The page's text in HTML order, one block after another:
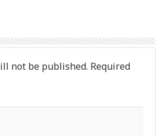
not be published. Required